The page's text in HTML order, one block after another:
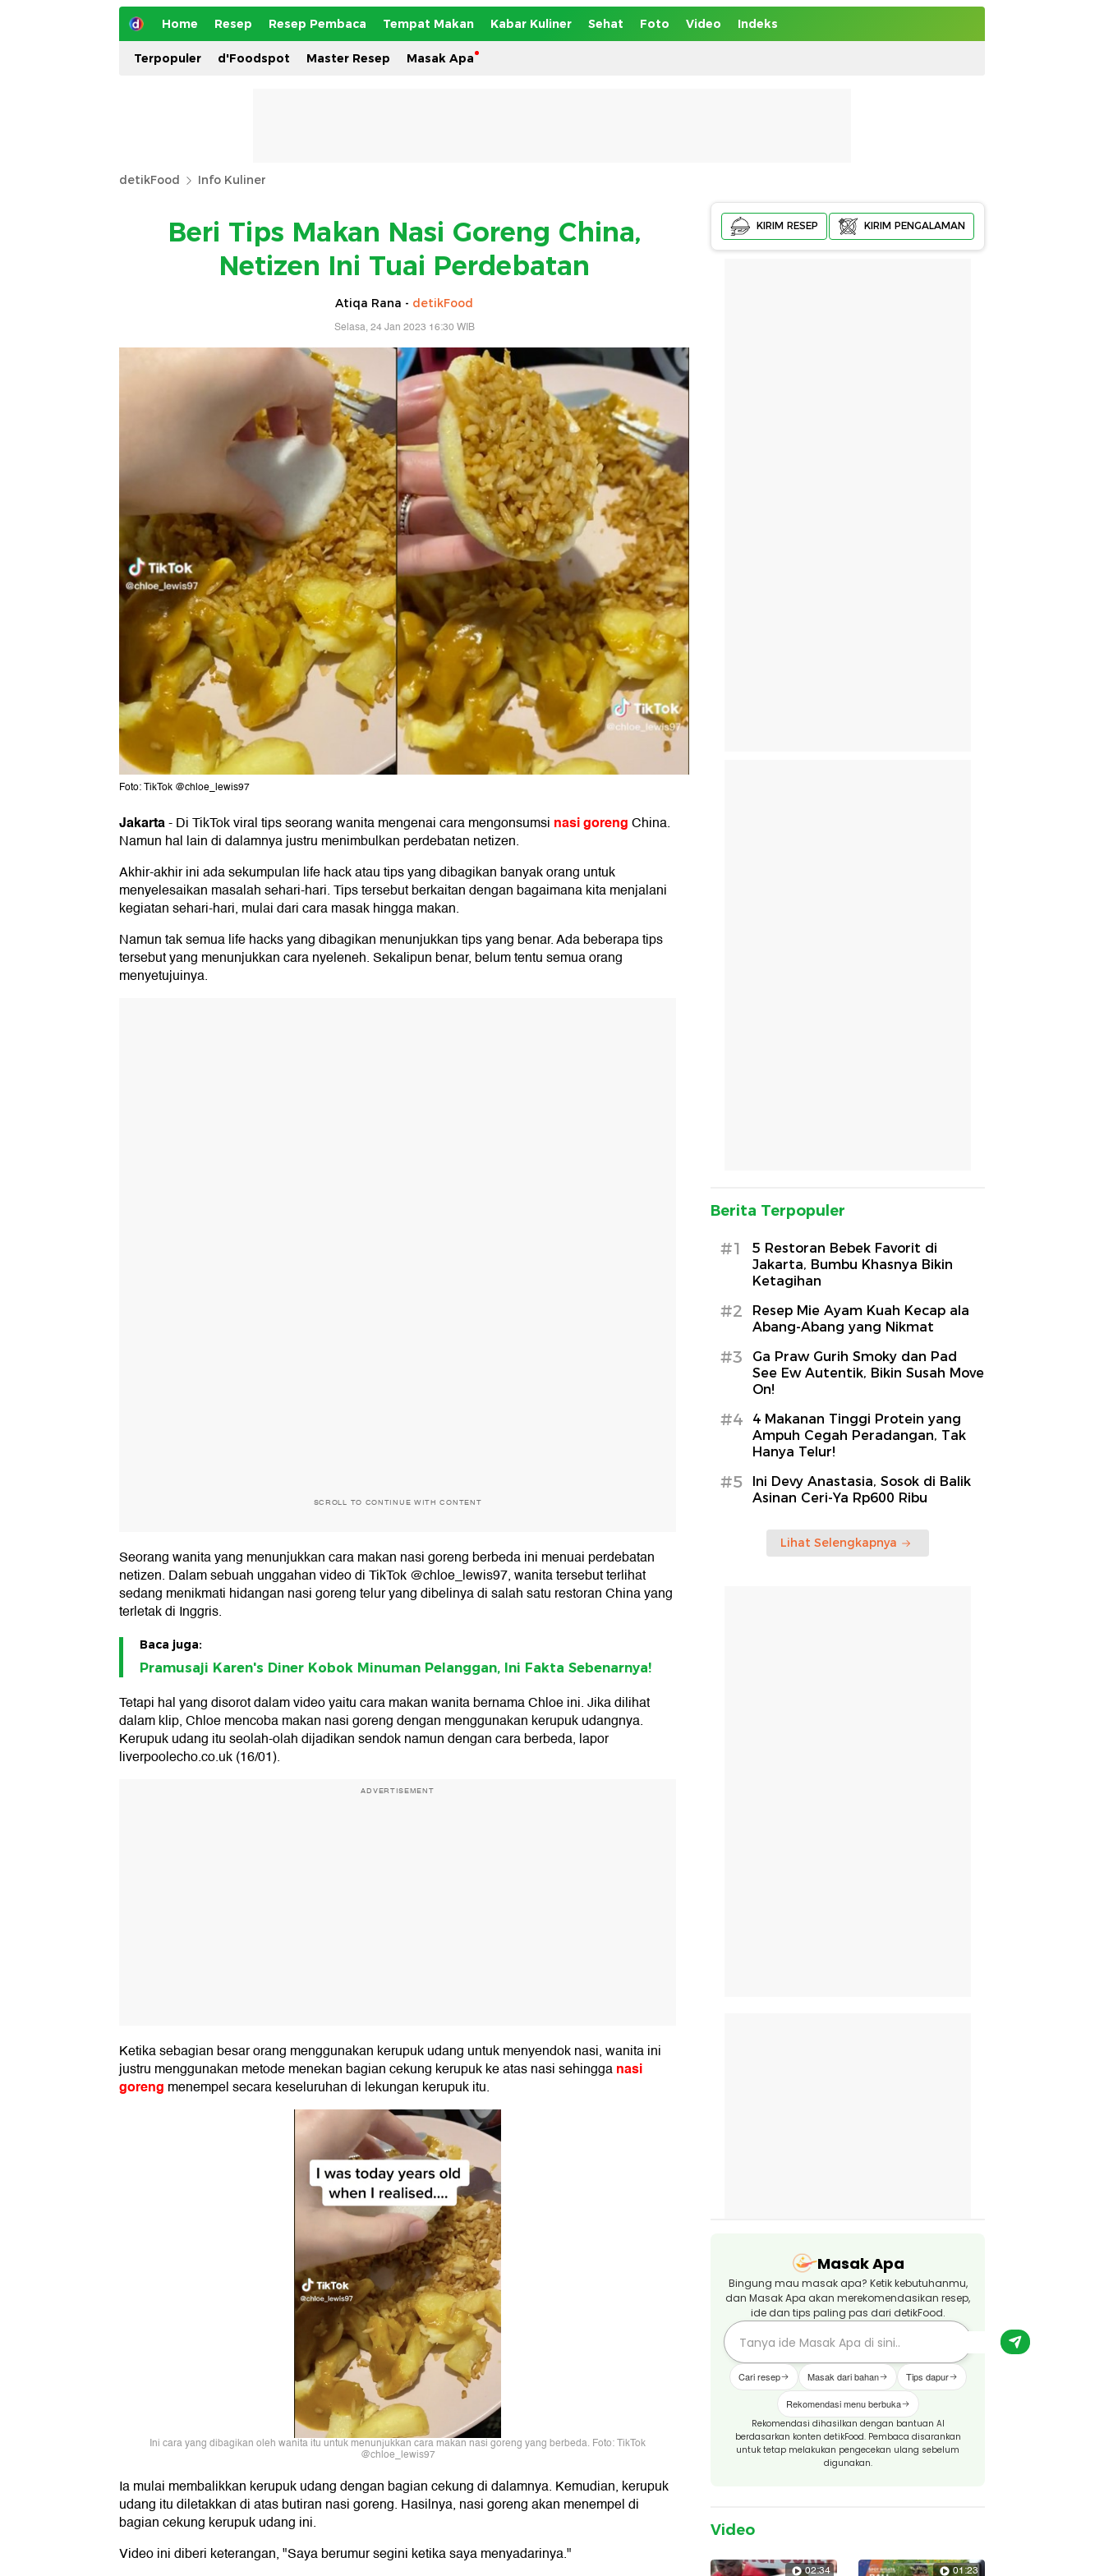
Home Resep Resep Pembaca Tempat Makan Kabar Kuliner Sehat Foto Video Indeks
Terpopuler d'Foodspot Master Resep Masak Apa
detikFood Info Kuliner
Beri Tips Makan Nasi Goreng China,
Netizen Ini Tuai Perdebatan
Atiqa Rana - detikFood
Selasa, 24 Jan 2023 16:30 WIB
Foto: TikTok @chloe_lewis97
Jakarta-Di TikTok viral tips seorang wanita mengenai cara mengonsumsi nasi gorengChina.
Namun hal lain di dalamnya justru menimbulkan perdebatan netizen.
Akhir-akhir ini ada sekumpulan life hack atau tips yang dibagikan banyak orang untuk
menyelesaikan masalah sehari-hari. Tips tersebut berkaitan dengan bagaimana kita menjalani
kegiatan sehari-hari, mulai dari cara masak hingga makan.
Namun tak semua life hacks yang dibagikan menunjukkan tips yang benar. Ada beberapa tips
tersebut yang menunjukkan cara nyeleneh. Sekalipun benar, belum tentu semua orang
menyetujuinya.
SCROLL TO CONTINUE WITH CONTENT
Seorang wanita yang menunjukkan cara makan nasi goreng berbeda ini menuai perdebatan
netizen. Dalam sebuah unggahan video di TikTok @chloe_lewis97, wanita tersebut terlihat
sedang menikmati hidangan nasi goreng telur yang dibelinya di salah satu restoran China yang
terletak di Inggris.
Baca juga:
Pramusaji Karen's Diner Kobok Minuman Pelanggan, Ini Fakta Sebenarnya!
Tetapi hal yang disorot dalam video yaitu cara makan wanita bernama Chloe ini. Jika dilihat
dalam klip, Chloe mencoba makan nasi goreng dengan menggunakan kerupuk udangnya.
Kerupuk udang itu seolah-olah dijadikan sendok namun dengan cara berbeda, lapor
liverpoolecho.co.uk (16/01).
ADVERTISEMENT
Ketika sebagian besar orang menggunakan kerupuk udang untuk menyendok nasi, wanita ini
justru menggunakan metode menekan bagian cekung kerupuk ke atas nasi sehingganasi
goreng menempel secara keseluruhan di lekungan kerupuk itu.
Ini cara yang dibagikan oleh wanita itu untuk menunjukkan cara makan nasi goreng yang berbeda. Foto: TikTok
@chloe_lewis97
Ia mulai membalikkan kerupuk udang dengan bagian cekung di dalamnya. Kemudian, kerupuk
udang itu diletakkan di atas butiran nasi goreng. Hasilnya, nasi goreng akan menempel di
bagian cekung kerupuk udang ini.
Video ini diberi keterangan, "Saya berumur segini ketika saya menyadarinya."
KIRIM RESEP KIRIM PENGALAMAN
Berita Terpopuler
#1
5 Restoran Bebek Favorit di
Jakarta, Bumbu Khasnya Bikin
Ketagihan
#2
Resep Mie Ayam Kuah Kecap ala
Abang-Abang yang Nikmat
#3
Ga Praw Gurih Smoky dan Pad
See Ew Autentik, Bikin Susah Move
On!
#4
4 Makanan Tinggi Protein yang
Ampuh Cegah Peradangan, Tak
Hanya Telur!
#5
Ini Devy Anastasia, Sosok di Balik
Asinan Ceri-Ya Rp600 Ribu
Lihat Selengkapnya
Masak Apa
Bingung mau masak apa? Ketik kebutuhanmu,
dan Masak Apa akan merekomendasikan resep,
ide dan tips paling pas dari detikFood.
Cari resep Masak dari bahan Tips dapur
Rekomendasi menu berbuka
Rekomendasi dihasilkan dengan bantuan AI
berdasarkan konten detikFood. Pembaca disarankan
untuk tetap melakukan pengecekan ulang sebelum
digunakan.
Video
02:34 01:23